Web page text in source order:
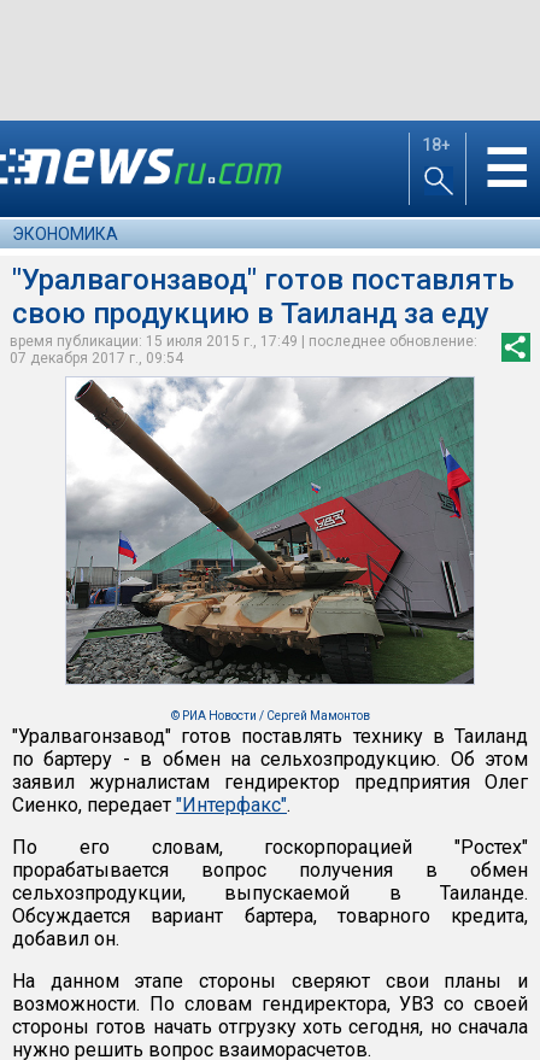
18+ ☰
ЭКОНОМИКА
"Уралвагонзавод" готов поставлять
свою продукцию в Таиланд за еду
время публикации: 15 июля 2015 г., 17:49 | последнее обновление:
07 декабря 2017 г., 09:54
© РИА Новости / Сергей Мамонтов
"Уралвагонзавод" готов поставлять технику в Таиланд
по бартеру - в обмен на сельхозпродукцию. Об этом
заявил журналистам гендиректор предприятия Олег
Сиенко, передает "Интерфакс".
По его словам, госкорпорацией "Ростех"
прорабатывается вопрос получения в обмен
сельхозпродукции, выпускаемой в Таиланде.
Обсуждается вариант бартера, товарного кредита,
добавил он.
На данном этапе стороны сверяют свои планы и
возможности. По словам гендиректора, УВЗ со своей
стороны готов начать отгрузку хоть сегодня, но сначала
нужно решить вопрос взаиморасчетов.